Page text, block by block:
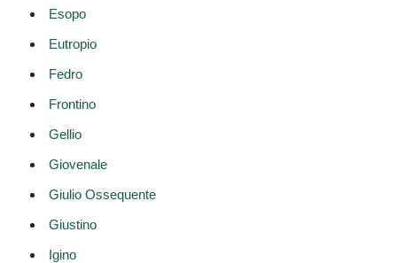
Esopo
Eutropio
Fedro
Frontino
Gellio
Giovenale
Giulio Ossequente
Giustino
Igino